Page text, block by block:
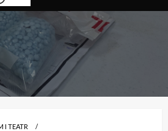
I TEATR